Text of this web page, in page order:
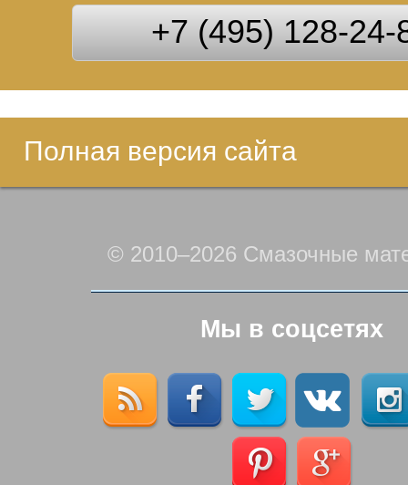
+7 (495) 128-24-
Полная версия сайта
© 2010–2026 Смазочные
Мы в соцсетях